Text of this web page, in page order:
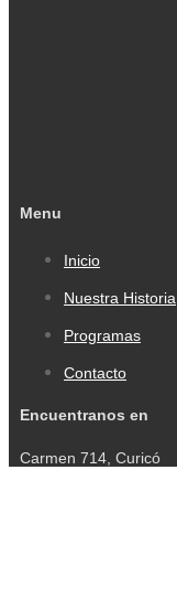
Menu
Inicio
Nuestra Historia
Programas
Contacto
Encuentranos en
Carmen 714, Curicó